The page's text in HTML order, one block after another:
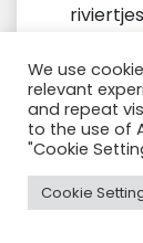
We use
relevant
and repeat
to the use of
"Cookie
Cookie